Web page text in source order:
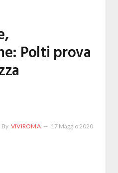
Polti prova
By VIVIROMA 17 Maggio 2020